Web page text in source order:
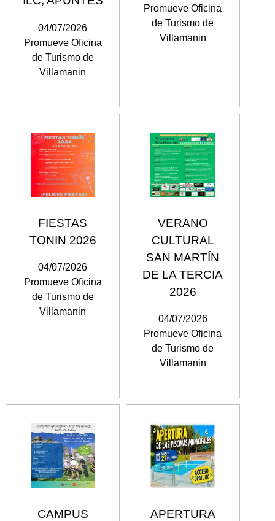
04/07/2026
Promueve Oficina
de Turismo de
Villamanin
Promueve Oficina
de Turismo de
Villamanin
FIESTAS
TONIN 2026
04/07/2026
Promueve Oficina
de Turismo de
Villamanin
VERANO
CULTURAL
SAN MARTÍN
DE LA TERCIA
2026
04/07/2026
Promueve Oficina
de Turismo de
Villamanin
CAMPUS
APERTURA